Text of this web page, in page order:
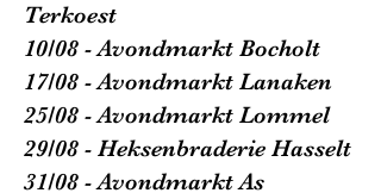
Terkoest
10/08 - Avondmarkt Bocholt
17/08 - Avondmarkt Lanaken
25/08 - Avondmarkt Lommel
29/08 - Heksenbraderie Hasselt
31/08 - Avondmarkt As